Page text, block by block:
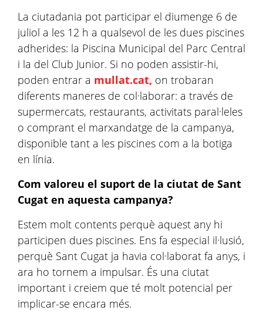
La ciutadania pot participar el diumenge 6 de
juliol a les 12 h a qualsevol de les dues piscines
adherides: la Piscina Municipal del Parc Central
i la del Club Junior. Si no poden assistir-hi,
poden entrar a mullat.cat, on trobaran
diferents maneres de col·laborar: a través de
supermercats, restaurants, activitats paral·leles
o comprant el marxandatge de la campanya,
disponible tant a les piscines com a la botiga
en línia.
Com valoreu el suport de la ciutat de Sant
Cugat en aquesta campanya?
Estem molt contents perquè aquest any hi
participen dues piscines. Ens fa especial il·lusió,
perquè Sant Cugat ja havia col·laborat fa anys, i
ara ho tornem a impulsar. És una ciutat
important i creiem que té molt potencial per
implicar-se encara més.